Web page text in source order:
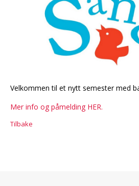
Velkommen til et nytt semester med
Mer info og påmelding HER.
Tilbake